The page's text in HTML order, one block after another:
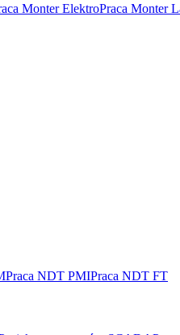
Monter ElektroPraca Monter
Praca NDT PMIPraca NDT FT